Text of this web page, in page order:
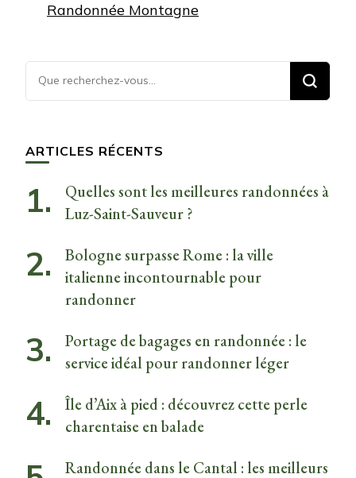
Randonnée Montagne
Vous
recherchiez
ARTICLES RÉCENTS
Quelles sont les meilleures randonnées à
Luz-Saint-Sauveur ?
Bologne surpasse Rome : la ville
italienne incontournable pour
randonner
Portage de bagages en randonnée : le
service idéal pour randonner léger
Île d’Aix à pied : découvrez cette perle
charentaise en balade
Randonnée dans le Cantal : les meilleurs